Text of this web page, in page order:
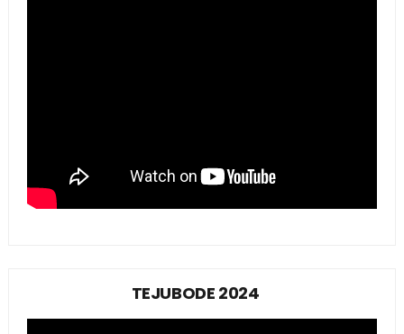
TEJUBODE 2024